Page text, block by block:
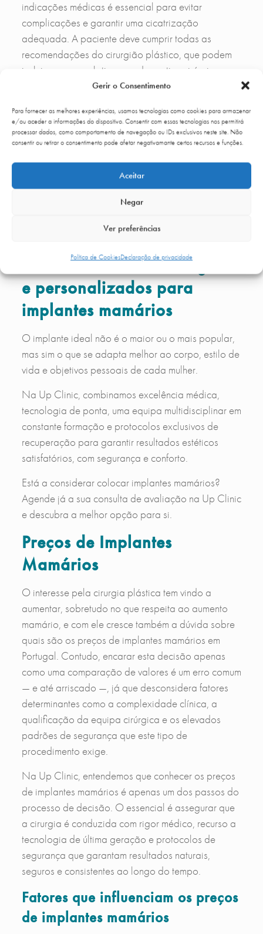
Gerir o Consentimento
Para fornecer as melhores experiências, usamos tecnologias como cookies para armazenar
e/ou aceder a informações do dispositivo. Consentir com essas tecnologias nos permitirá
processar dados, como comportamento de navegação ou IDs exclusivos neste site. Não
consentir ou retirar o consentimento pode afetar negativamante certos recursos e funções.
Aceitar
Negar
Ver preferências
Política de CookiesDeclaração de privacidade
indicações médicas é essencial para evitar
complicações e garantir uma cicatrização
adequada. A paciente deve cumprir todas as
recomendações do cirurgião plástico, que podem
incluir repouso relativo, uso de soutien cirúrgico,
restrições temporárias de movimento e cuidados
Além disso, é fundamental comparecer às consultas
de seguimento, onde a equipa médica acompanha
a evolução da recuperação e ajusta os cuidados
de acordo com as necessidades individuais. Na Up
Clinic valorizamos a proximidade neste processo,
com acompanhamento contínuo e multidisciplinar,
assegurando que cada paciente se sente apoiada
Resultados naturais, seguros
e personalizados para
implantes mamários
O implante ideal não é o maior ou o mais popular,
mas sim o que se adapta melhor ao corpo, estilo de
vida e objetivos pessoais de cada mulher.
Na Up Clinic, combinamos excelência médica,
tecnologia de ponta, uma equipa multidisciplinar em
constante formação e protocolos exclusivos de
recuperação para garantir resultados estéticos
satisfatórios, com segurança e conforto.
Está a considerar colocar implantes mamários?
Agende já a sua consulta de avaliação na Up Clinic
e descubra a melhor opção para si.
Preços de Implantes
Mamários
O interesse pela cirurgia plástica tem vindo a
aumentar, sobretudo no que respeita ao aumento
mamário, e com ele cresce também a dúvida sobre
quais são os preços de implantes mamários em
Portugal. Contudo, encarar esta decisão apenas
como uma comparação de valores é um erro comum
— e até arriscado —, já que desconsidera fatores
determinantes como a complexidade clínica, a
qualificação da equipa cirúrgica e os elevados
padrões de segurança que este tipo de
procedimento exige.
Na Up Clinic, entendemos que conhecer os preços
de implantes mamários é apenas um dos passos do
processo de decisão. O essencial é assegurar que
a cirurgia é conduzida com rigor médico, recurso a
tecnologia de última geração e protocolos de
segurança que garantam resultados naturais,
seguros e consistentes ao longo do tempo.
Fatores que influenciam os preços
de implantes mamários